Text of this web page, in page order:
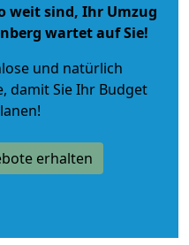
weit sind, Ihr Umzug
wartet auf Sie!
und natürlich
, damit Sie Ihr Budget
erhalten